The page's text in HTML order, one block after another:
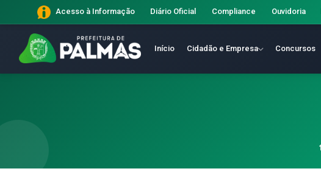
Acesso à Informação Diário Oficial Compliance Ouvidoria
Início Cidadão e Empresa Concursos